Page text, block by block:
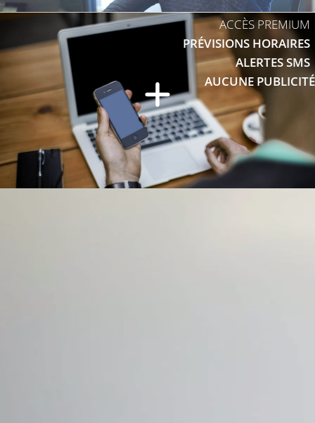
ACCÈS PREMIUM
PRÉVISIONS HORAIRES
ALERTES SMS
AUCUNE PUBLICITÉ